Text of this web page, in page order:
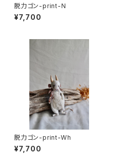
脱力ゴン-print-N
¥7,700
脱力ゴン-print-Wh
¥7,700